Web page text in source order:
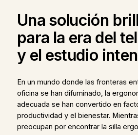
Una solución
para la era del
y el estudio
En un mundo donde las fronteras
oficina se han difuminado, la
adecuada se han convertido en
productividad y el bienestar.
preocupan por encontrar la silla